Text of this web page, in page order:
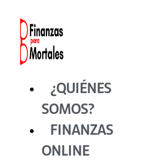
contenido
¿QUIÉNES
SOMOS?
FINANZAS
ONLINE